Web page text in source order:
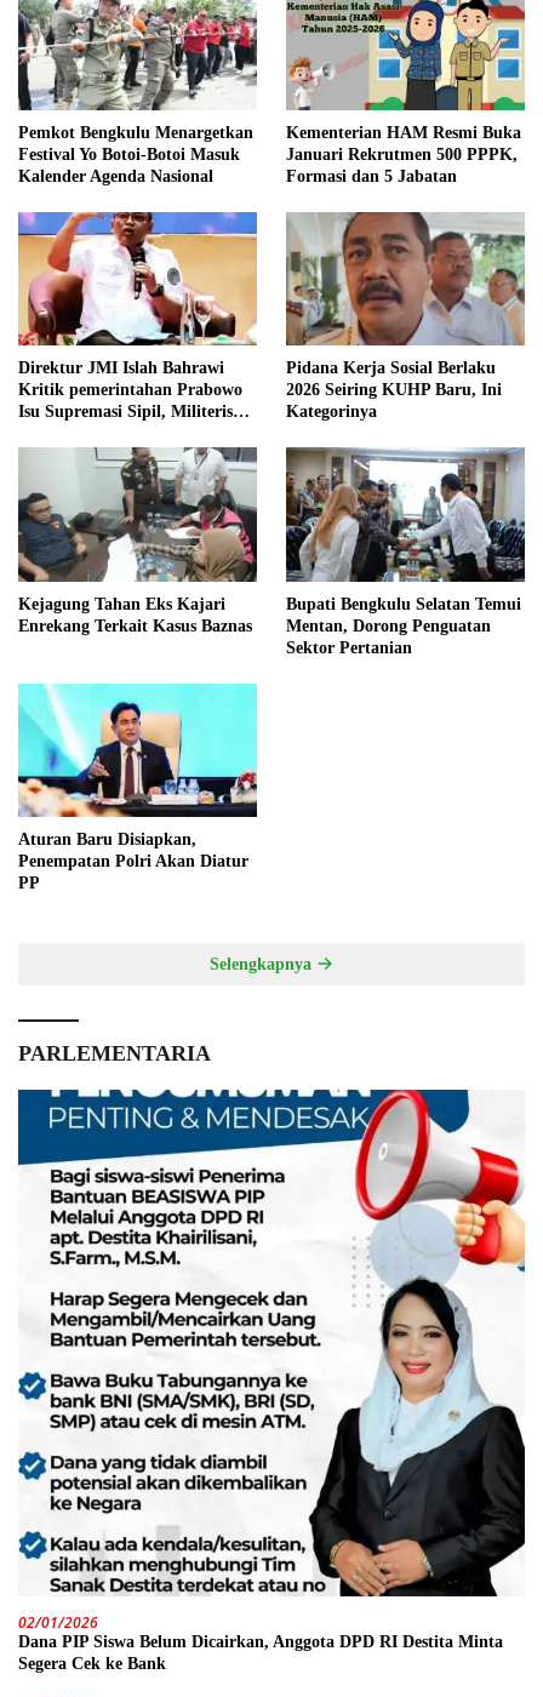
Pemkot Bengkulu Menargetkan
Festival Yo Botoi-Botoi Masuk
Kalender Agenda Nasional
Kementerian HAM Resmi Buka
Januari Rekrutmen 500 PPPK,
Formasi dan 5 Jabatan
Direktur JMI Islah Bahrawi
Kritik pemerintahan Prabowo
Isu Supremasi Sipil, Militerisasi,
Pidana Kerja Sosial Berlaku
2026 Seiring KUHP Baru, Ini
Kategorinya
Kejagung Tahan Eks Kajari
Enrekang Terkait Kasus Baznas
Bupati Bengkulu Selatan Temui
Mentan, Dorong Penguatan
Sektor Pertanian
Aturan Baru Disiapkan,
Penempatan Polri Akan Diatur
PP
Selengkapnya
PARLEMENTARIA
02/01/2026
Dana PIP Siswa Belum Dicairkan, Anggota DPD RI Destita Minta
Segera Cek ke Bank